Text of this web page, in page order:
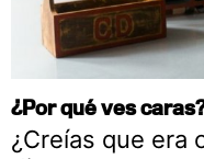
¿Por qué ves
¿Creías que era